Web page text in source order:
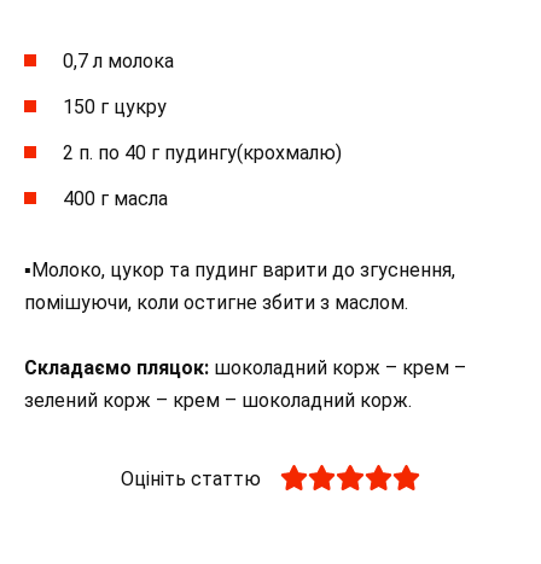
0,7 л молока
150 г цукру
2 п. по 40 г пудингу(крохмалю)
400 г масла
▪︎Молоко, цукор та пудинг варити до згуснення,
помішуючи, коли остигне збити з маслом.
Складаємо пляцок: шоколадний корж – крем –
зелений корж – крем – шоколадний корж.
Оцініть статтю